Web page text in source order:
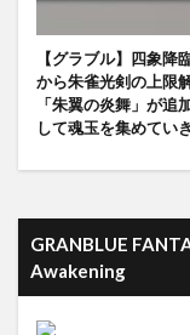
【グラブル】四象
から朱雀光剣の上限
「朱翼の炎舞」が追
して魂玉を集めてい
GRANBLUE
Awakening